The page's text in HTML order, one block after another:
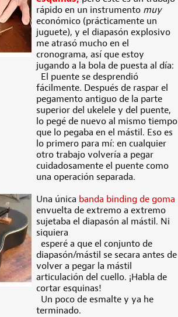
rápido en un instrumento muy
económico (prácticamente un
juguete), y el diapasón explosivo
me atrasó mucho en el
cronograma, así que estoy
jugando a la bola de puesta al día:
El puente se desprendió
fácilmente. Después de raspar el
pegamento antiguo de la parte
superior del ukelele y del puente,
lo pegé de nuevo al mismo tiempo
que lo pegaba en el mástil. Eso es
lo primero para mí: en cualquier
otro trabajo volvería a pegar
cuidadosamente el puente como
una operación separada.
Una única banda binding de goma
envuelta de extremo a extremo
sujetaba el diapasón al mástil. Ni
siquiera
esperé a que el conjunto de
diapasón/mástil se secara antes de
volver a pegar la mástil
articulación del cuello. ¡Habla de
cortar esquinas!
Un poco de esmalte y ya he
terminado.